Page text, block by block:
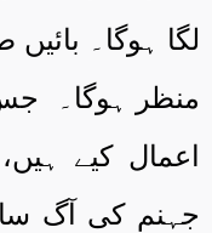
لگا ہوگا۔
منظر ہوگا۔
اعمال کیے
جہنم کی آگ